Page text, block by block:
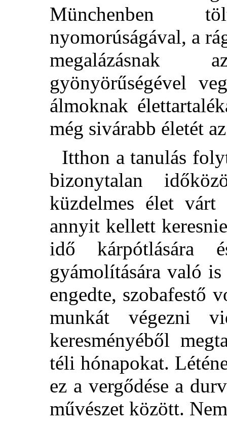
Münchenben
nyomorúságával, a
gyönyörűségével
álmoknak
még sivárabb életét
Itthon a tanulás
bizonytalan
küzdelmes élet
annyit kellett
idő kárpótlására
gyámolítására való
engedte, szobafestő
munkát végezni
keresményéből
téli hónapokat.
ez a vergődése a
művészet között.